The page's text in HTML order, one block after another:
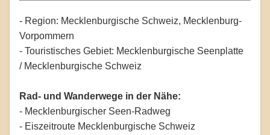
- Region: Mecklenburgische Schweiz, Mecklenburg-
Vorpommern
- Touristisches Gebiet: Mecklenburgische Seenplatte
/ Mecklenburgische Schweiz
Rad- und Wanderwege in der Nähe:
- Mecklenburgischer Seen-Radweg
- Eiszeitroute Mecklenburgische Schweiz